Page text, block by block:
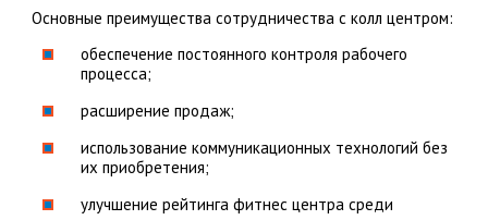
Основные преимущества сотрудничества с колл центром:
обеспечение постоянного контроля рабочего
процесса;
расширение продаж;
использование коммуникационных технологий без
их приобретения;
улучшение рейтинга фитнес центра среди